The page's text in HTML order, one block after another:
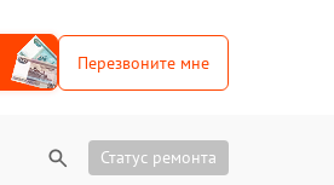
Перезвоните мне
Статус ремонта